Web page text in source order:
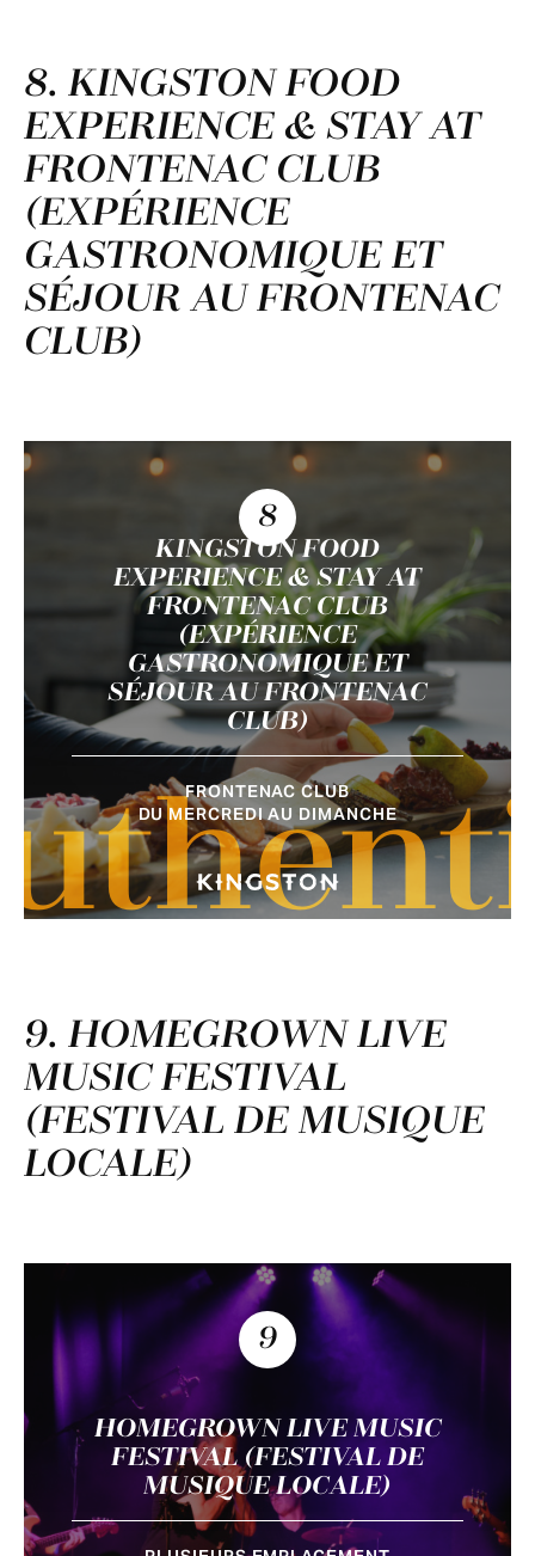
8. KINGSTON FOOD
EXPERIENCE & STAY AT
FRONTENAC CLUB
(EXPÉRIENCE
GASTRONOMIQUE ET
SÉJOUR AU FRONTENAC
CLUB)
8
KINGSTON FOOD
EXPERIENCE & STAY AT
FRONTENAC CLUB
(EXPÉRIENCE
GASTRONOMIQUE ET
SÉJOUR AU FRONTENAC
CLUB)
FRONTENAC CLUB
DU MERCREDI AU DIMANCHE
9. HOMEGROWN LIVE
MUSIC FESTIVAL
(FESTIVAL DE MUSIQUE
LOCALE)
9
HOMEGROWN LIVE MUSIC
FESTIVAL (FESTIVAL DE
MUSIQUE LOCALE)